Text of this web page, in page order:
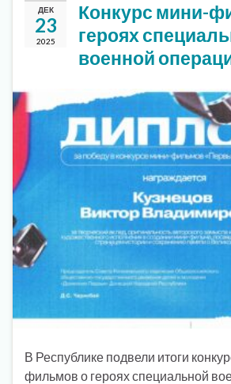
ДЕК
23
2025
Конкурс мини-
героях
военной
В Республике подвели итоги
фильмов о героях специальной